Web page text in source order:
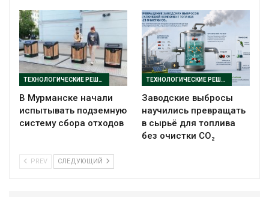
ТЕХНОЛОГИЧЕСКИЕ РЕШЕНИЯ
В Мурманске начали
испытывать подземную
систему сбора отходов
ТЕХНОЛОГИЧЕСКИЕ РЕШЕНИЯ
Заводские выбросы
научились превращать
в сырьё для топлива
без очистки CO₂
PREV СЛЕДУЮЩИЙ